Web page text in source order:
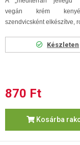
vegán krém
szendvicsként elkészítve,
Készleten
870 Ft
Kosárba